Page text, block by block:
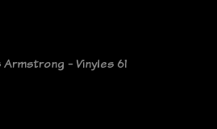
- Vinyles 61